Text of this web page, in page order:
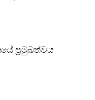
ප්‍රමුඛත්වය